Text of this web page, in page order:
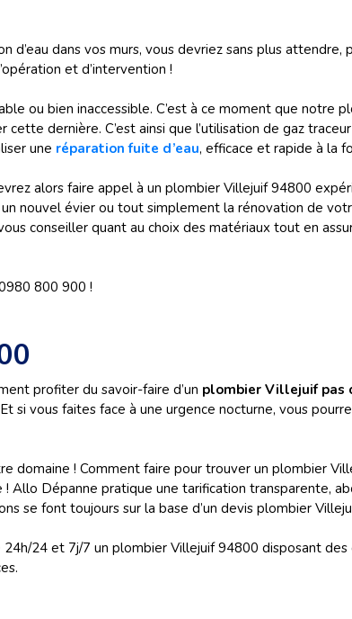
d’eau dans vos murs, vous devriez sans plus
et d’intervention !
ou bien inaccessible. C’est à ce moment que notre
dernière. C’est ainsi que l’utilisation de gaz
une réparation fuite d’eau, efficace et rapide à la
alors faire appel à un plombier Villejuif 94800
un nouvel évier ou tout simplement la rénovation de
conseiller quant au choix des matériaux tout en
800 900 !
profiter du savoir-faire d’un plombier Villejuif pas
vous faites face à une urgence nocturne, vous
domaine ! Comment faire pour trouver un plombier
Allo Dépanne pratique une tarification transparente,
se font toujours sur la base d’un devis plombier
24 et 7j/7 un plombier Villejuif 94800 disposant